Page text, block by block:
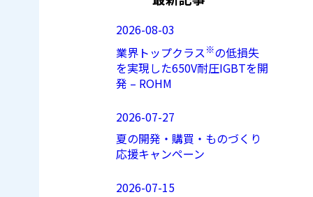
2026-08-03
業界トップクラス※の低損失
を実現した650V耐圧IGBTを開
発 – ROHM
2026-07-27
夏の開発・購買・ものづくり
応援キャンペーン
2026-07-15